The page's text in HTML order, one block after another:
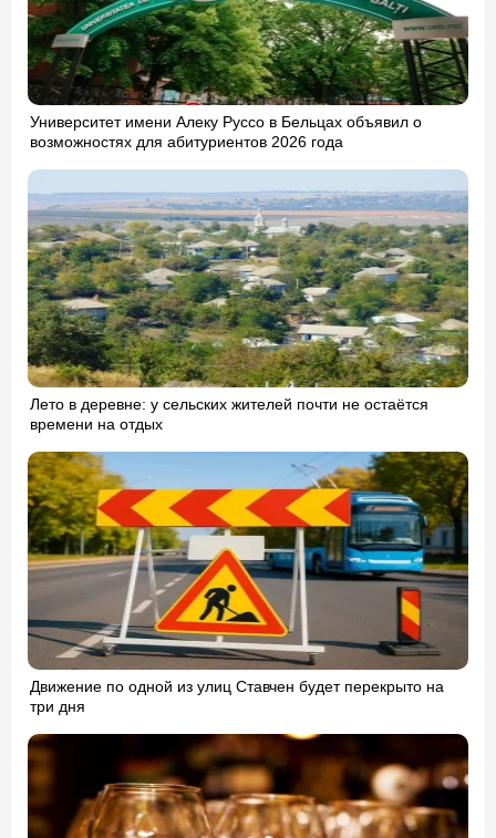
Университет имени Алеку Руссо в Бельцах объявил о
возможностях для абитуриентов 2026 года
Лето в деревне: у сельских жителей почти не остаётся
времени на отдых
Движение по одной из улиц Ставчен будет перекрыто на
три дня